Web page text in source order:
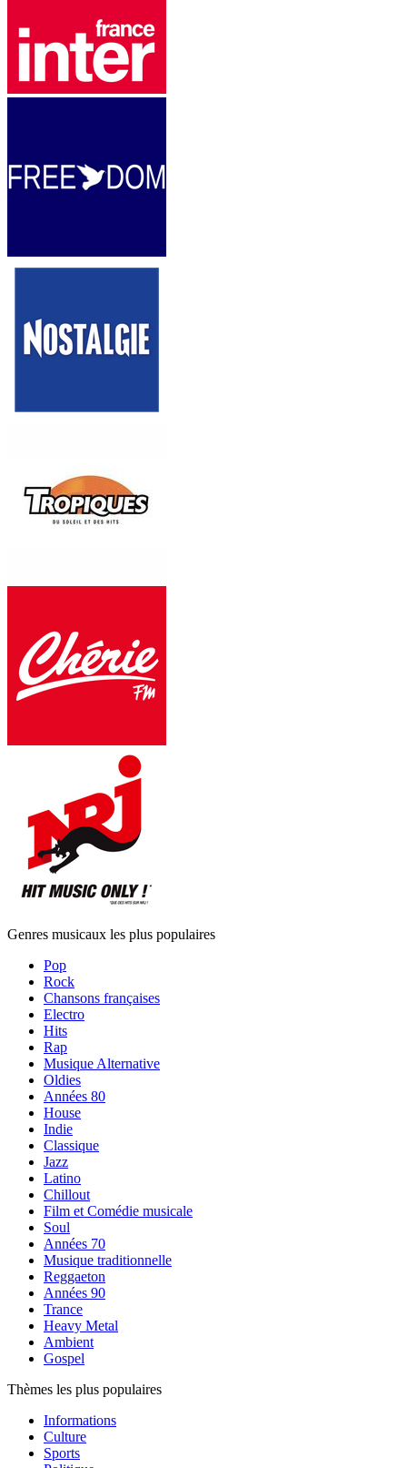
Genres musicaux les plus populaires
Pop
Rock
Chansons françaises
Electro
Hits
Rap
Musique Alternative
Oldies
Années 80
House
Indie
Classique
Jazz
Latino
Chillout
Film et Comédie musicale
Soul
Années 70
Musique traditionnelle
Reggaeton
Années 90
Trance
Heavy Metal
Ambient
Gospel
Thèmes les plus populaires
Informations
Culture
Sports